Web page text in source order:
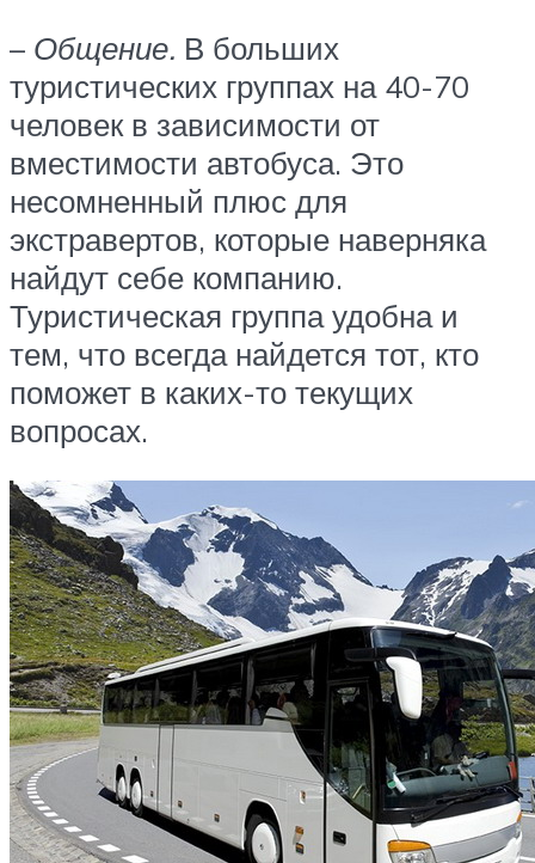
– Общение. В больших
туристических группах на 40-70
человек в зависимости от
вместимости автобуса. Это
несомненный плюс для
экстравертов, которые наверняка
найдут себе компанию.
Туристическая группа удобна и
тем, что всегда найдется тот, кто
поможет в каких-то текущих
вопросах.